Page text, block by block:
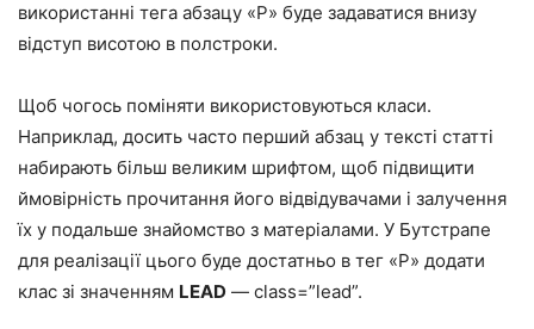
використанні тега абзацу «P» буде задаватися внизу
відступ висотою в полстроки.
Щоб чогось поміняти використовуються класи.
Наприклад, досить часто перший абзац у тексті статті
набирають більш великим шрифтом, щоб підвищити
ймовірність прочитання його відвідувачами і залучення
їх у подальше знайомство з матеріалами. У Бутстрапе
для реалізації цього буде достатньо в тег «P» додати
клас зі значенням LEAD — class=”lead”.